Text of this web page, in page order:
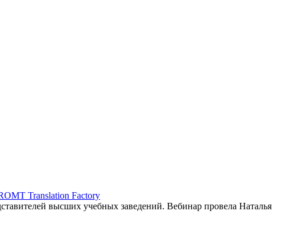
Translation Factory
высших учебных заведений. Вебинар провела Наталья